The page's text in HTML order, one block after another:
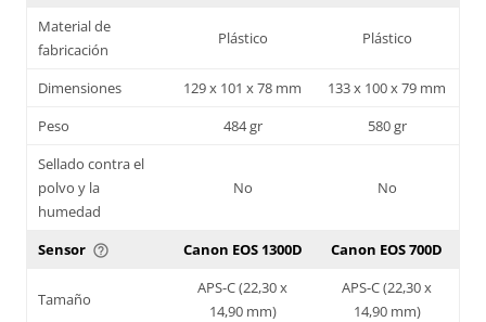
Material de
fabricación
Plástico Plástico
Dimensiones 129 x 101 x 78 mm
133 x 100 x 79 mm
Peso
484 gr
580 gr
Sellado contra el
polvo y la
humedad
No No
Sensor help_outline Canon EOS 1300D Canon EOS 700D
Tamaño
APS-C (22,30 x
14,90 mm)
APS-C (22,30 x
14,90 mm)